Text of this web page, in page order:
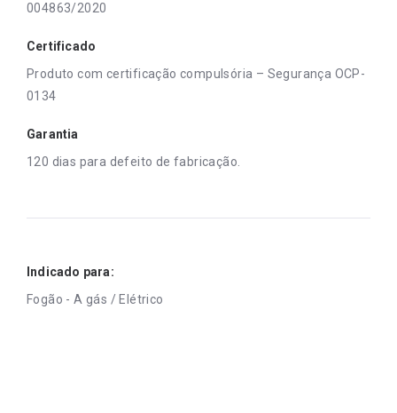
004863/2020
Certificado
Produto com certificação compulsória – Segurança OCP-
0134
Garantia
120 dias para defeito de fabricação.
Indicado para:
Fogão - A gás / Elétrico